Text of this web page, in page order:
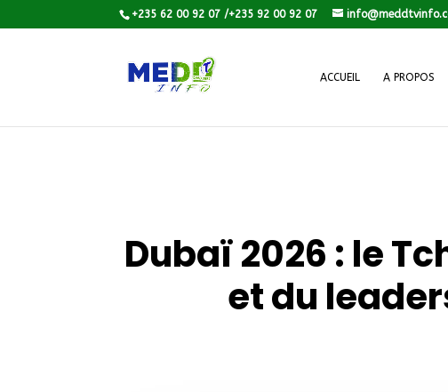
+235 62 00 92 07 /+235 92 00 92 07
ACCUEIL A PROPOS
Dubaï 2026 : le
et du